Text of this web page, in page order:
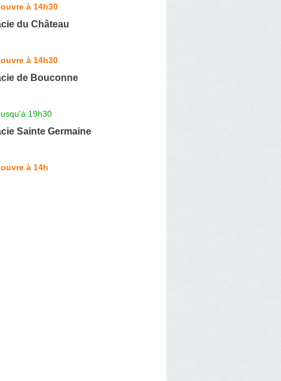
à 14h30
du Château
à 14h30
de Bouconne
19h30
Sainte Germaine
à 14h